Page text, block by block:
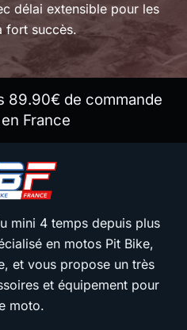
délai extensible pour les
fort succès.
89.90€ de commande
France
mini 4 temps depuis plus
en motos Pit Bike,
et vous propose un très
et équipement pour
moto.